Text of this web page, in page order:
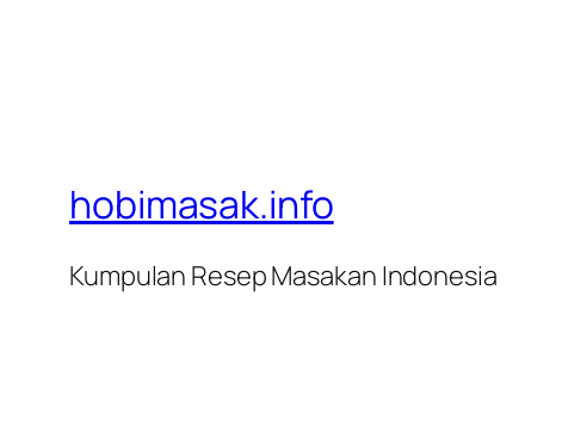
hobimasak.info
Kumpulan Resep Masakan Indonesia